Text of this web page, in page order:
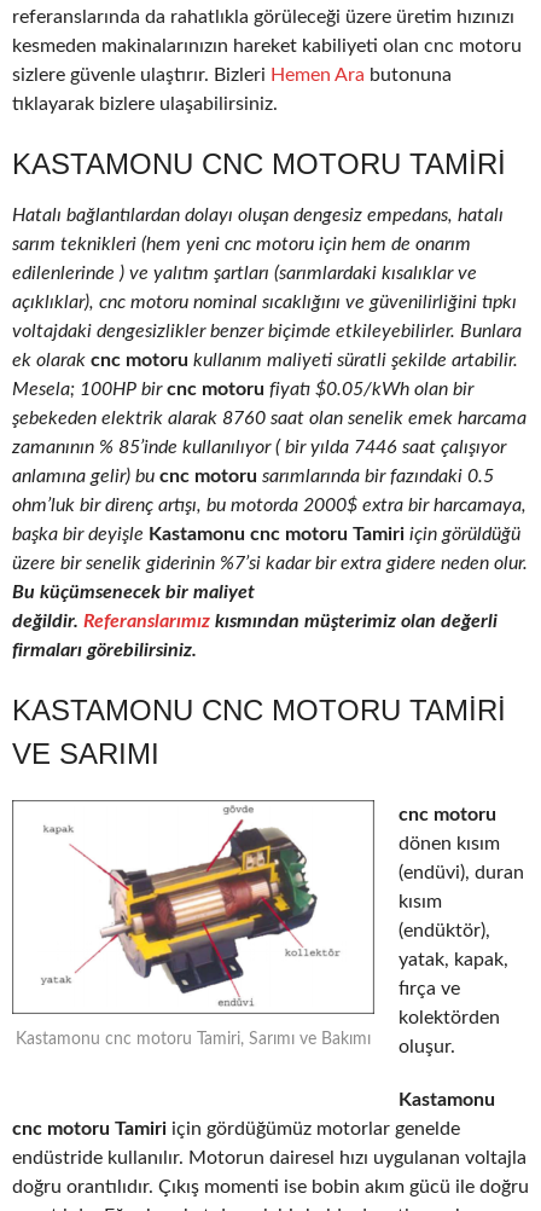
referanslarında da rahatlıkla görüleceği üzere üretim hızınızı
kesmeden makinalarınızın hareket kabiliyeti olan cnc motoru
sizlere güvenle ulaştırır. Bizleri Hemen Ara butonuna
tıklayarak bizlere ulaşabilirsiniz.
KASTAMONU CNC MOTORU TAMIRI
Hatalı bağlantılardan dolayı oluşan dengesiz empedans, hatalı
sarım teknikleri (hem yeni cnc motoru için hem de onarım
edilenlerinde ) ve yalıtım şartları (sarımlardaki kısalıklar ve
açıklıklar), cnc motoru nominal sıcaklığını ve güvenilirliğini tıpkı
voltajdaki dengesizlikler benzer biçimde etkileyebilirler. Bunlara
ek olarak cnc motoru kullanım maliyeti süratli şekilde artabilir.
Mesela; 100HP bircnc motoru fiyatı $0.05/kWh olan bir
şebekeden elektrik alarak 8760 saat olan senelik emek harcama
zamanının % 85’inde kullanılıyor ( bir yılda 7446 saat çalışıyor
anlamına gelir) bu cnc motoru sarımlarında bir fazındaki 0.5
ohm’luk bir direnç artışı, bu motorda 2000$ extra bir harcamaya,
başka bir deyişle Kastamonu cnc motoru Tamiri için görüldüğü
üzere bir senelik giderinin %7’si kadar bir extra gidere neden olur.
Bu küçümsenecek bir maliyet
değildir. Referanslarımız kısmından müşterimiz olan değerli
firmaları görebilirsiniz.
KASTAMONU CNC MOTORU TAMIRI
VE SARIMI
Kastamonu cnc motoru Tamiri, Sarımı ve Bakımı
cnc motoru
dönen kısım
(endüvi), duran
kısım
(endüktör),
yatak, kapak,
fırça ve
kolektörden
oluşur.
Kastamonu
cnc motoru Tamiri için gördüğümüz motorlar genelde
endüstride kullanılır. Motorun dairesel hızı uygulanan voltajla
doğru orantılıdır. Çıkış momenti ise bobin akım gücü ile doğru